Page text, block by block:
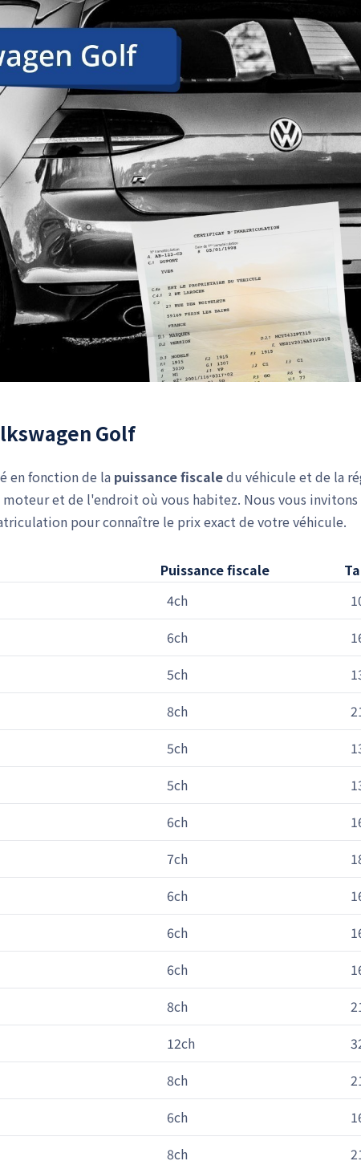
Golf
en fonction de la puissance fiscaledu véhicule et de la
et de l'endroit où vous habitez. Nous vous invitons
pour connaître le prix exact de votre véhicule.
Puissance fiscale
4ch
6ch
5ch
8ch
5ch
5ch
6ch
7ch
6ch
6ch
6ch
8ch
12ch
8ch
6ch
8ch